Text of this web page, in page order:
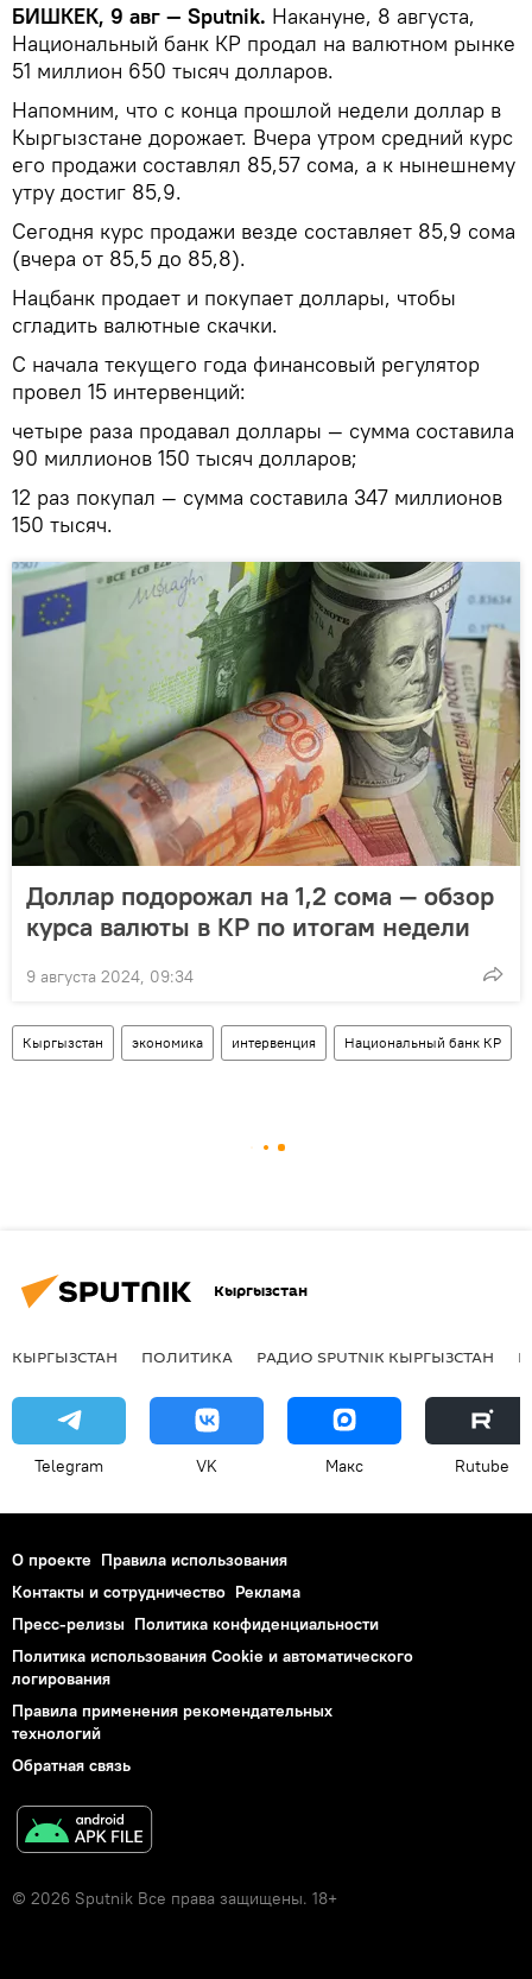
БИШКЕК, 9 авг — Sputnik. Накануне, 8 августа,
Национальный банк КР продал на валютном рынке
51 миллион 650 тысяч долларов.
Напомним, что с конца прошлой недели доллар в
Кыргызстане дорожает. Вчера утром средний курс
его продажи составлял 85,57 сома, а к нынешнему
утру достиг 85,9.
Сегодня курс продажи везде составляет 85,9 сома
(вчера от 85,5 до 85,8).
Нацбанк продает и покупает доллары, чтобы
сгладить валютные скачки.
С начала текущего года финансовый регулятор
провел 15 интервенций:
четыре раза продавал доллары — сумма составила
90 миллионов 150 тысяч долларов;
12 раз покупал — сумма составила 347 миллионов
150 тысяч.
Доллар подорожал на 1,2 сома — обзор
курса валюты в КР по итогам недели
9 августа 2024, 09:34
Кыргызстан экономика интервенция Национальный банк КР
Кыргызстан
КЫРГЫЗСТАН ПОЛИТИКА РАДИО SPUTNIK КЫРГЫЗСТАН
Telegram VK Макс Rutube
О проекте Правила использования
Контакты и сотрудничество Реклама
Пресс-релизы Политика конфиденциальности
Политика использования Cookie и автоматического
логирования
Правила применения рекомендательных
технологий
Обратная связь
© 2026 Sputnik Все права защищены. 18+